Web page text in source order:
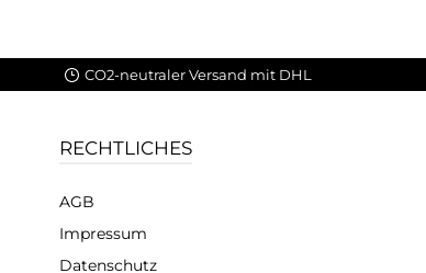
CO2-neutraler Versand mit DHL
RECHTLICHES
AGB
Impressum
Datenschutz